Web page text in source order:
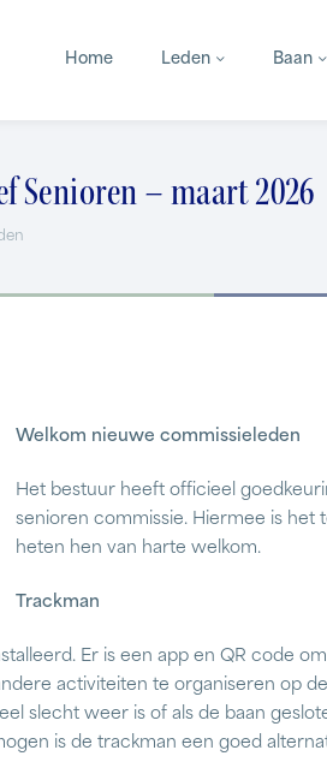
Home Leden Baan
Senioren – maart 2026
Welkom nieuwe commissieleden
Het bestuur heeft officieel
senioren commissie. Hiermee is het
heten hen van harte welkom.
Trackman
Er is een app en QR code
activiteiten te organiseren op
slecht weer is of als de baan
is de trackman een goed